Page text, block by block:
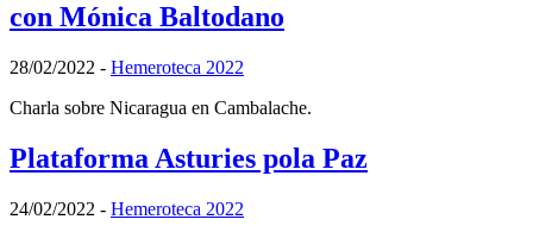
con Mónica Baltodano
28/02/2022 - Hemeroteca 2022
Charla sobre Nicaragua en Cambalache.
Plataforma Asturies pola Paz
24/02/2022 - Hemeroteca 2022